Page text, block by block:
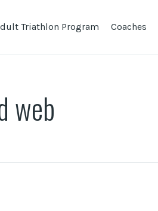
Triathlon Program Coaches
web